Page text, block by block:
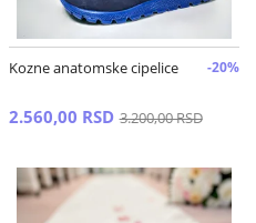
Kozne anatomske cipelice -20%
2.560,00 RSD 3.200,00 RSD